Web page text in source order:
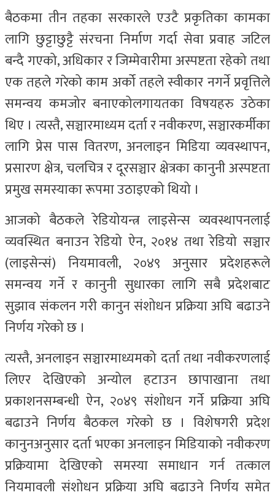
बैठकमा तीन तहका सरकारले एउटै प्रकृतिका कामका
लागि छुट्टाछुट्टै संरचना निर्माण गर्दा सेवा प्रवाह जटिल
बन्दै गएको, अधिकार र जिम्मेवारीमा अस्पष्टता रहेको तथा
एक तहले गरेको काम अर्को तहले स्वीकार नगर्ने प्रवृत्तिले
समन्वय कमजोर बनाएकोलगायतका विषयहरु उठेका
थिए । त्यस्तै, सञ्चारमाध्यम दर्ता र नवीकरण, सञ्चारकर्मीका
लागि प्रेस पास वितरण, अनलाइन मिडिया व्यवस्थापन,
प्रसारण क्षेत्र, चलचित्र र दूरसञ्चार क्षेत्रका कानुनी अस्पष्टता
प्रमुख समस्याका रूपमा उठाइएको थियो ।
आजको बैठकले रेडियोयन्त्र लाइसेन्स व्यवस्थापनलाई
व्यवस्थित बनाउन रेडियो ऐन, २०१४ तथा रेडियो सञ्चार
(लाइसेन्सं) नियमावली, २०४९ अनुसार प्रदेशहरूले
समन्वय गर्ने र कानुनी सुधारका लागि सबै प्रदेशबाट
सुझाव संकलन गरी कानुन संशोधन प्रक्रिया अघि बढाउने
निर्णय गरेको छ ।
त्यस्तै, अनलाइन सञ्चारमाध्यमको दर्ता तथा नवीकरणलाई
लिएर देखिएको अन्योल हटाउन छापाखाना तथा
प्रकाशनसम्बन्धी ऐन, २०४९ संशोधन गर्ने प्रक्रिया अघि
बढाउने निर्णय बैठकल गरेको छ । विशेषगरी प्रदेश
कानुनअनुसार दर्ता भएका अनलाइन मिडियाको नवीकरण
प्रक्रियामा देखिएको समस्या समाधान गर्न तत्काल
नियमावली संशोधन प्रक्रिया अघि बढाउने निर्णय समेत